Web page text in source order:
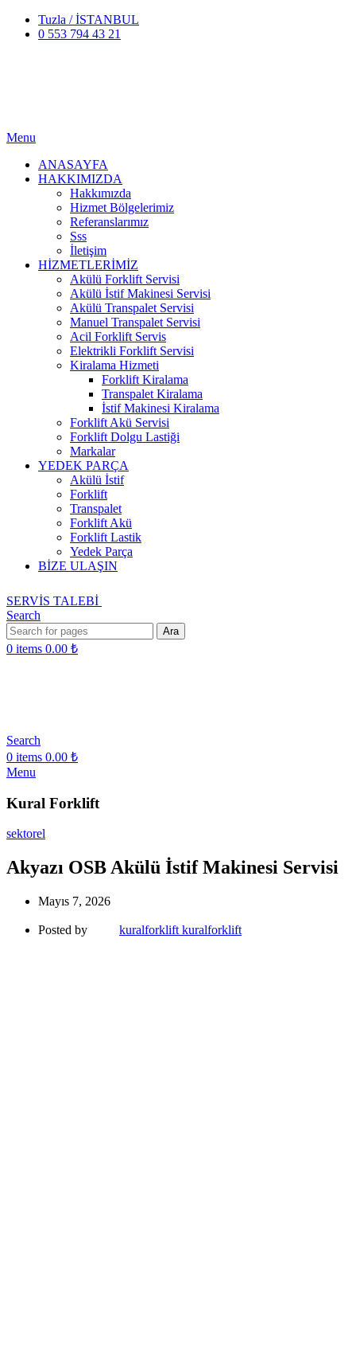
Tuzla / İSTANBUL
0 553 794 43 21
Menu
ANASAYFA
HAKKIMIZDA
Hakkımızda
Hizmet Bölgelerimiz
Referanslarımız
Sss
İletişim
HİZMETLERİMİZ
Akülü Forklift Servisi
Akülü İstif Makinesi Servisi
Akülü Transpalet Servisi
Manuel Transpalet Servisi
Acil Forklift Servis
Elektrikli Forklift Servisi
Kiralama Hizmeti
Forklift Kiralama
Transpalet Kiralama
İstif Makinesi Kiralama
Forklift Akü Servisi
Forklift Dolgu Lastiği
Markalar
YEDEK PARÇA
Akülü İstif
Forklift
Transpalet
Forklift Akü
Forklift Lastik
Yedek Parça
BİZE ULAŞIN
SERVİS TALEBİ
Search
Ara
0 items 0.00 ₺
Search
0 items 0.00 ₺
Menu
Kural Forklift
sektorel
Akyazı OSB Akülü İstif Makinesi Servisi
Mayıs 7, 2026
Posted by kuralforklift kuralforklift